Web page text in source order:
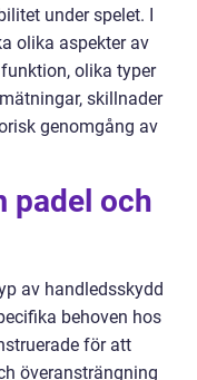
under spelet. I
olika aspekter av
olika typer
skillnader
genomgång av
padel och
av handledsskydd
behoven hos
för att
överansträngning